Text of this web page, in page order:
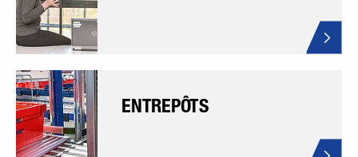
ENTREPÔTS